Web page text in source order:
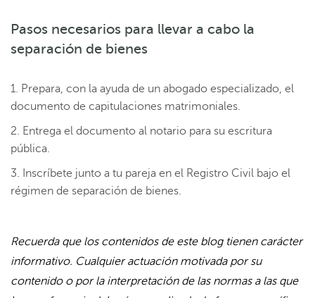
Pasos necesarios para llevar a cabo la
separación de bienes
Prepara, con la ayuda de un abogado especializado, el
documento de capitulaciones matrimoniales.
Entrega el documento al notario para su escritura
pública.
Inscríbete junto a tu pareja en el Registro Civil bajo el
régimen de separación de bienes.
Recuerda que los contenidos de este blog tienen carácter
informativo. Cualquier actuación motivada por su
contenido o por la interpretación de las normas a las que